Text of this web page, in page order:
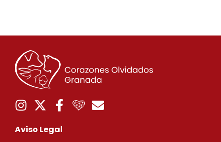
Aviso Legal